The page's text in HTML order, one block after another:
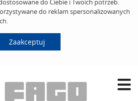
do Ciebie i Twoich potrzeb.
do reklam spersonalizowanych
Zaakceptuj